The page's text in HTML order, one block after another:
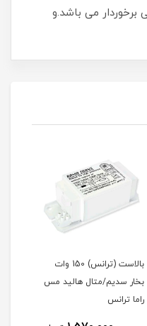
برخوردار می باشد.و
بالاست (ترانس) 150 وات
بخار سدیم/متال هالید مس
راما ترانس